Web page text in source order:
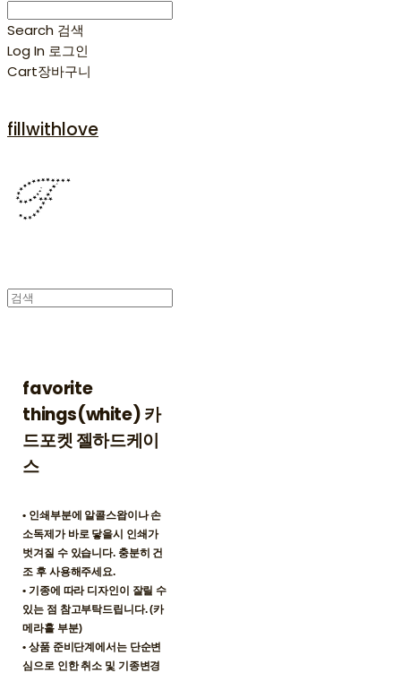
Search 검색
Log In 로그인
Cart장바구니
fillwithlove
favorite
things(white) 카
드포켓 젤하드케이
스
• 인쇄부분에 알콜스왑이나 손
소독제가 바로 닿을시 인쇄가
벗겨질 수 있습니다. 충분히 건
조 후 사용해주세요.
• 기종에 따라 디자인이 잘릴 수
있는 점 참고부탁드립니다. (카
메라홀 부분)
• 상품 준비단계에서는 단순변
심으로 인한 취소 및 기종변경